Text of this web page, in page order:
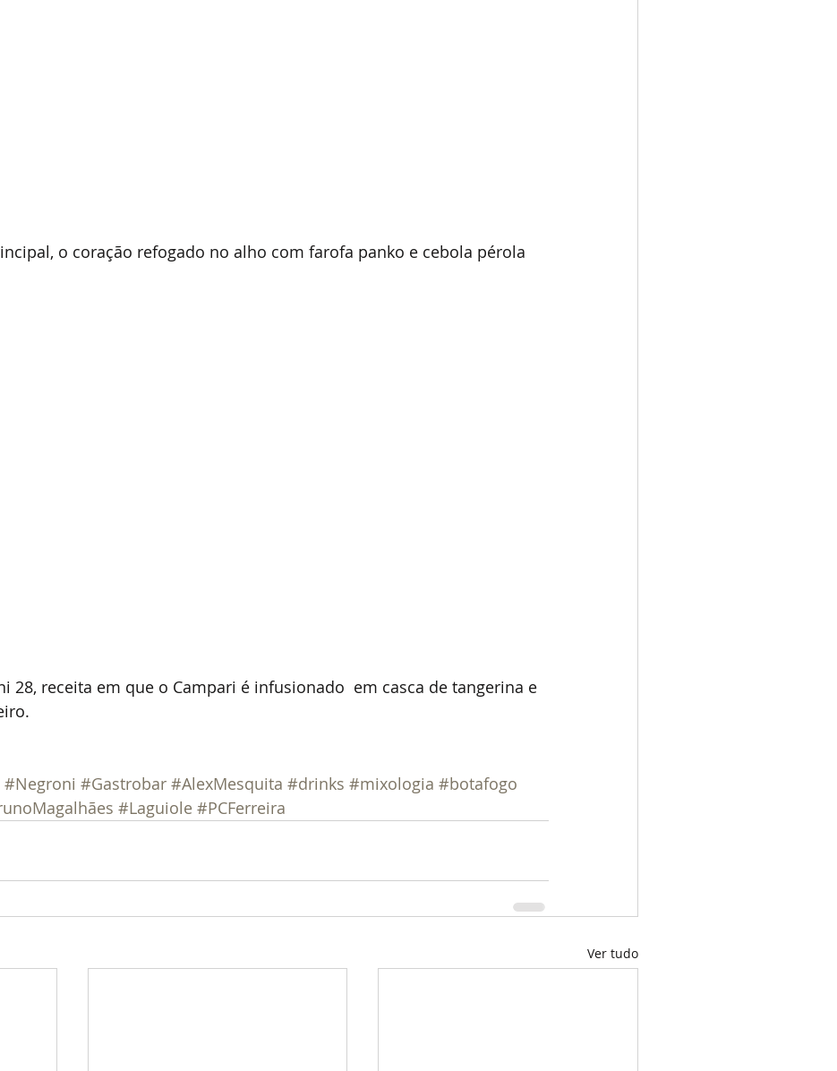
o coração refogado no alho com farofa panko e cebola pérola
28, receita em que o Campari é infusionado  em casca de tangerina e
#Negroni #Gastrobar #AlexMesquita #drinks #mixologia #botafogo
#Laguiole #PCFerreira
Ver tudo